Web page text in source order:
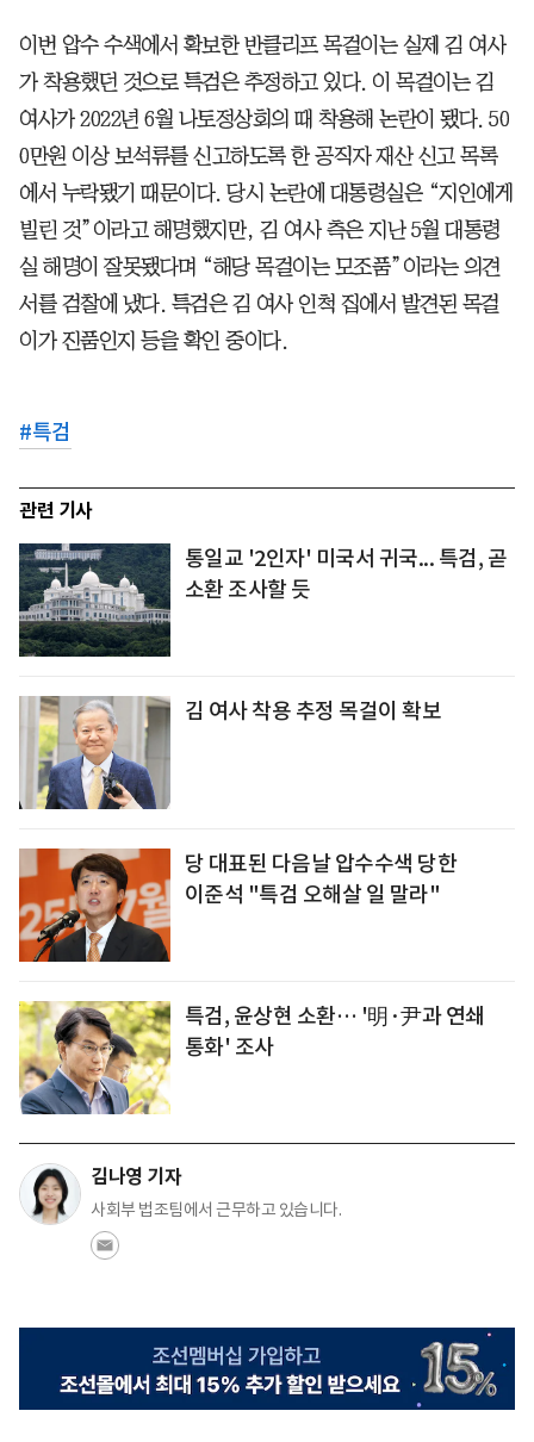
이번 압수 수색에서 확보한 반클리프 목걸이는 실제 김 여사
가 착용했던 것으로 특검은 추정하고 있다. 이 목걸이는 김
여사가 2022년 6월 나토정상회의 때 착용해 논란이 됐다. 50
0만원 이상 보석류를 신고하도록 한 공직자 재산 신고 목록
에서 누락됐기 때문이다. 당시 논란에 대통령실은 “지인에게
빌린 것”이라고 해명했지만, 김 여사 측은 지난 5월 대통령
실 해명이 잘못됐다며 “해당 목걸이는 모조품”이라는 의견
서를 검찰에 냈다. 특검은 김 여사 인척 집에서 발견된 목걸
이가 진품인지 등을 확인 중이다.
#특검
관련 기사
통일교 '2인자' 미국서 귀국... 특검, 곧
소환 조사할 듯
김 여사 착용 추정 목걸이 확보
당 대표된 다음날 압수수색 당한
이준석 "특검 오해살 일 말라"
특검, 윤상현 소환… '明·尹과 연쇄
통화' 조사
김나영 기자
사회부 법조팀에서 근무하고 있습니다.